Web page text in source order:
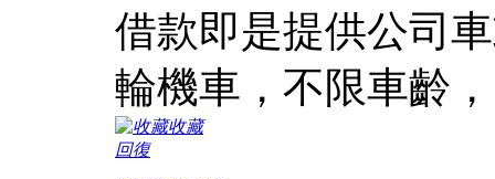
借款即是提供公司
輪機車，不限車齡
收藏
回復